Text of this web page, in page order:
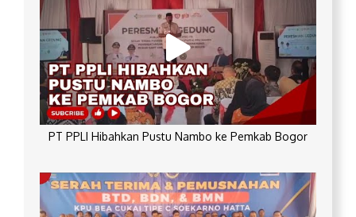
PT PPLI Hibahkan Pustu Nambo ke Pemkab Bogor